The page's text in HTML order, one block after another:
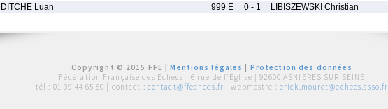
DITCHE Luan 999 E 0 - 1 LIBISZEWSKI Christian
Copyright © 2015 FFE |Mentions légales
Protection des données
Fédération Française des Echecs | 6 rue de l'Eglise | 92600 ASNIERES SUR SEINE
tél : 01 39 44 65 80 | contact : contact@ffechecs.fr | webmestre : erick.mouret@echecs.asso.fr